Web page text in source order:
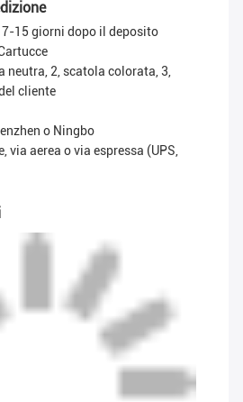
7-15 giorni dopo il deposito
neutra, 2, scatola colorata, 3,
cliente
o Ningbo
via aerea o via espressa (UPS,